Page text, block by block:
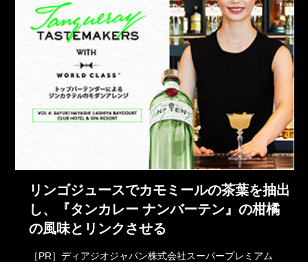
リンゴジュースでカモミールの茶葉を抽出
し、『タンカレー ナンバーテン』の柑橘
の風味とリンクさせる
［PR］ディアジオジャパン株式会社スーパープレミアム